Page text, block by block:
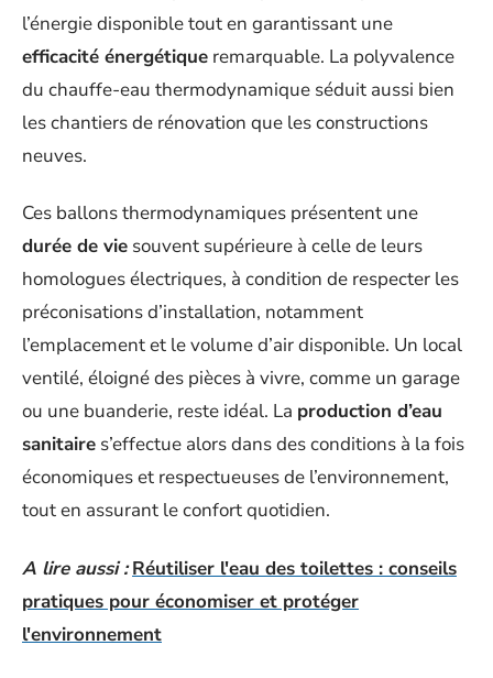
l’énergie disponible tout en garantissant une
efficacité énergétique remarquable. La polyvalence
du chauffe-eau thermodynamique séduit aussi bien
les chantiers de rénovation que les constructions
neuves.
Ces ballons thermodynamiques présentent une
durée de vie souvent supérieure à celle de leurs
homologues électriques, à condition de respecter les
préconisations d’installation, notamment
l’emplacement et le volume d’air disponible. Un local
ventilé, éloigné des pièces à vivre, comme un garage
ou une buanderie, reste idéal. La production d’eau
sanitaire s’effectue alors dans des conditions à la fois
économiques et respectueuses de l’environnement,
tout en assurant le confort quotidien.
A lire aussi : Réutiliser l'eau des toilettes : conseils
pratiques pour économiser et protéger
l'environnement